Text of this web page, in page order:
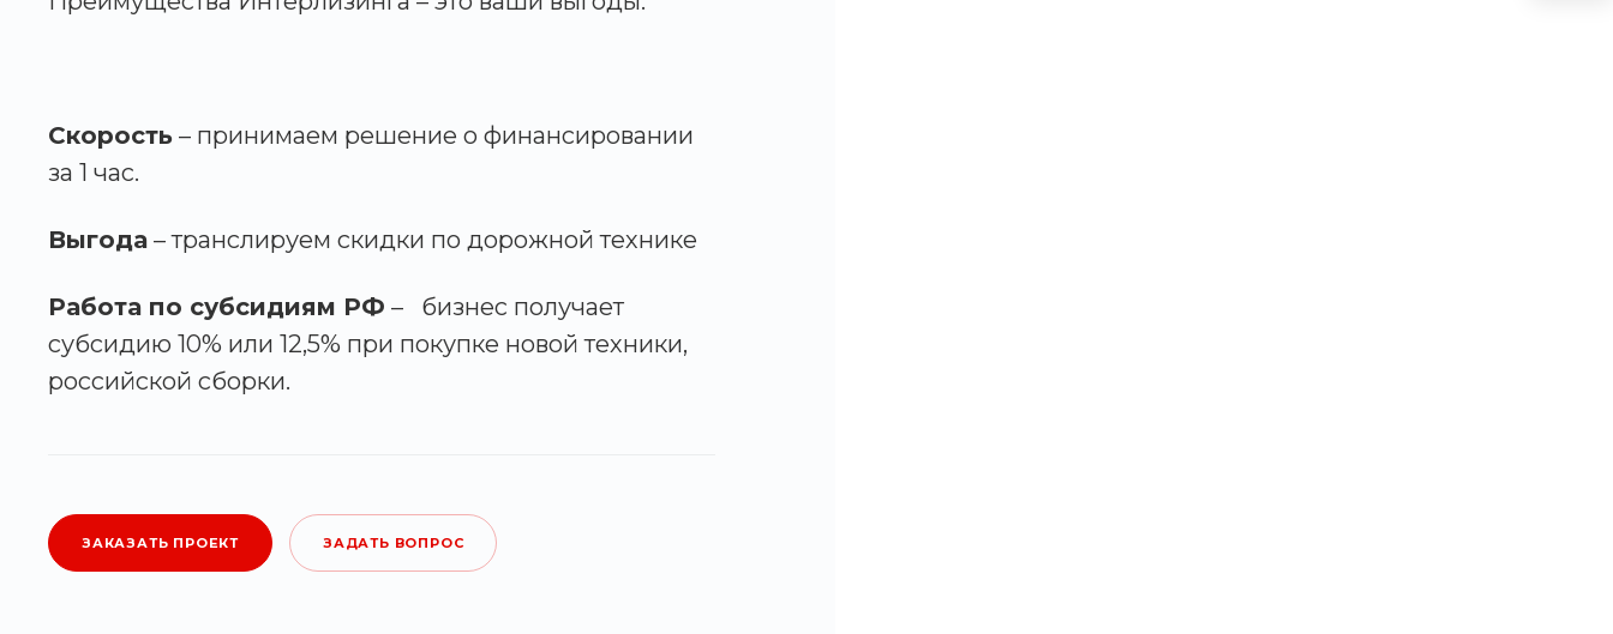
Скорость – принимаем решение о финансировании
за 1 час.
Выгода – транслируем скидки по дорожной технике
Работа по субсидиям РФ – бизнес получает
субсидию 10% или 12,5% при покупке новой техники,
российской сборки.
ЗАКАЗАТЬ ПРОЕКТ ЗАДАТЬ ВОПРОС